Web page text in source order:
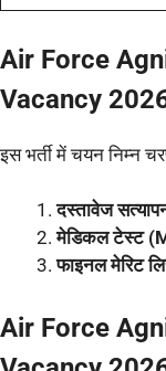
Air Force
Vacancy
इस भर्ती में चयन निम्न
दस्तावेज
मेडिकल टेस्ट
फाइनल मेरिट
Air Force